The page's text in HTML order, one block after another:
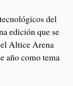
del
edición que se
el Altice Arena
año como tema